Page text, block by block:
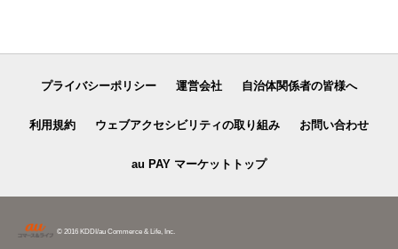
プライバシーポリシー 運営会社 自治体関係者の皆様へ
利用規約 ウェブアクセシビリティの取り組み お問い合わせ
au PAY マーケットトップ
© 2016 KDDI/au Commerce & Life, Inc.